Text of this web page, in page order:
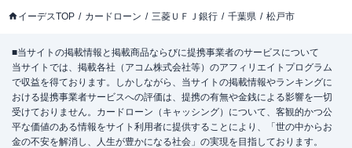
イーデスTOP カードローン 三菱ＵＦＪ銀行 千葉県 松戸市
■当サイトの掲載情報と掲載商品ならびに提携事業者のサービスについて
当サイトでは、掲載各社（アコム株式会社等）のアフィリエイトプログラム
で収益を得ております。しかしながら、当サイトの掲載情報やランキングに
おける提携事業者サービスへの評価は、提携の有無や金銭による影響を一切
受けておりません。カードローン（キャッシング）について、客観的かつ公
平な価値のある情報をサイト利用者に提供することにより、「世の中からお
金の不安を解消し、人生が豊かになる社会」の実現を目指しております。